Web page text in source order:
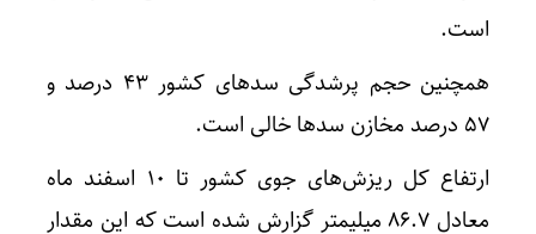
است.
همچنین حجم پرشدگی سدهای کشور ۴۳ درصد و
۵۷ درصد مخازن سدها خالی است.
ارتفاع کل ریزش‌های جوی کشور تا ۱۰ اسفند ماه
معادل ۸۶.۷ میلیمتر گزارش شده است که این مقدار